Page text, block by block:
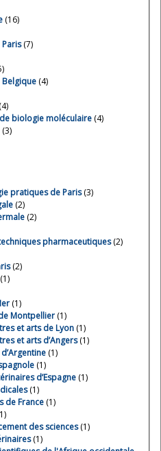
(16)
(7)
(4)
(4)
biologie moléculaire (4)
(3)
pratiques de Paris(3)
(2)
(2)
pharmaceutiques(2)
(2)
(1)
(1)
Montpellier (1)
et arts de Lyon (1)
et arts d’Angers(1)
(1)
(1)
d’Espagne (1)
(1)
de France (1)
des sciences(1)
(1)